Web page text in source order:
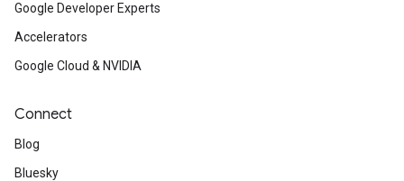
Google Developer Experts
Accelerators
Google Cloud & NVIDIA
Connect
Blog
Bluesky